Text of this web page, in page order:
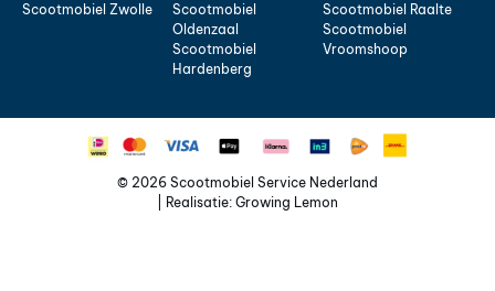
Scootmobiel Zwolle
Scootmobiel
Oldenzaal
Scootmobiel
Hardenberg
Scootmobiel Raalte
Scootmobiel
Vroomshoop
© 2026 Scootmobiel Service Nederland
| Realisatie: Growing Lemon